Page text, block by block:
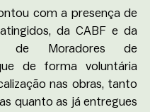
com a presença de
da CABF e da
de Moradores de
de forma voluntária
nas obras, tanto
quanto as já entregues